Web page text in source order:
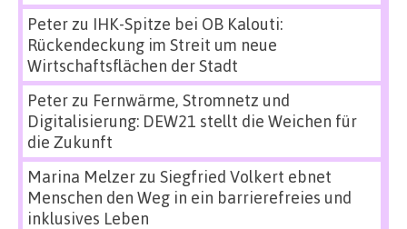
Peterzu IHK-Spitze bei OB Kalouti:
Rückendeckung im Streit um neue
Wirtschaftsflächen der Stadt
Peterzu Fernwärme, Stromnetz und
Digitalisierung: DEW21 stellt die Weichen für
die Zukunft
Marina Melzerzu Siegfried Volkert ebnet
Menschen den Weg in ein barrierefreies und
inklusives Leben